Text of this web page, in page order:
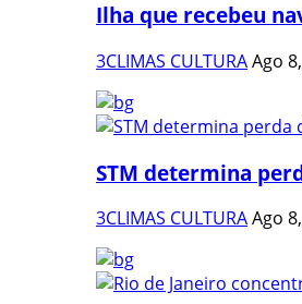
Ilha que recebeu
3CLIMAS CULTURAAgo
STM determina
3CLIMAS CULTURAAgo